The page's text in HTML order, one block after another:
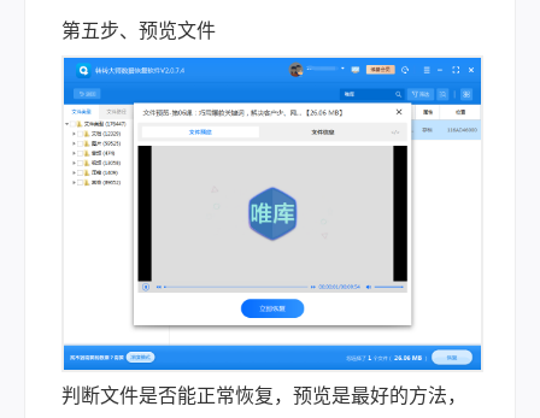
第五步、预览文件
判断文件是否能正常恢复，预览是最好的方法，